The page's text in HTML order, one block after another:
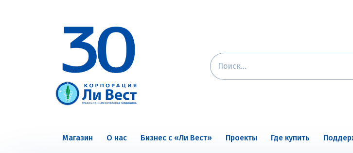
Магазин О нас Бизнес с «Ли Вест» Проекты Где купить